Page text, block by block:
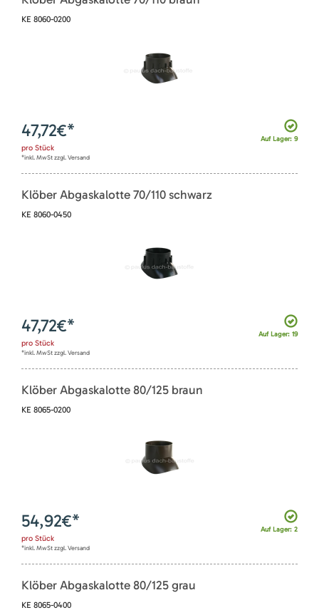
KE 8060-0200
Auf Lager: 9
47,72€*
pro Stück
*inkl. MwSt zzgl. Versand
Klöber Abgaskalotte 70/110 schwarz
KE 8060-0450
Auf Lager: 19
47,72€*
pro Stück
*inkl. MwSt zzgl. Versand
Klöber Abgaskalotte 80/125 braun
KE 8065-0200
Auf Lager: 2
54,92€*
pro Stück
*inkl. MwSt zzgl. Versand
Klöber Abgaskalotte 80/125 grau
KE 8065-0400